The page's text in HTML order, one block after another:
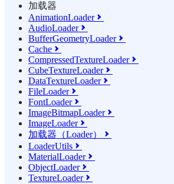
加载器
AnimationLoader
AudioLoader
BufferGeometryLoader
Cache 
CompressedTextureLoader
CubeTextureLoader
DataTextureLoader
FileLoader
FontLoader
ImageBitmapLoader
ImageLoader
加载器（Loader） 
LoaderUtils 
MaterialLoader
ObjectLoader
TextureLoader